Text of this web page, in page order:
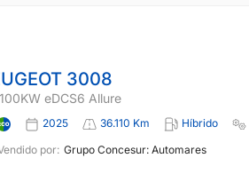
3008
eDCS6 Allure
2025 36.110 Km Híbrido
por: Grupo Concesur: Automares